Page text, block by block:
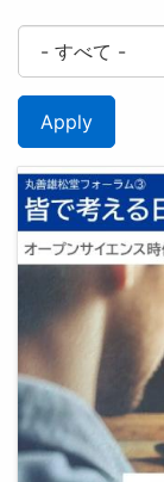
Apply